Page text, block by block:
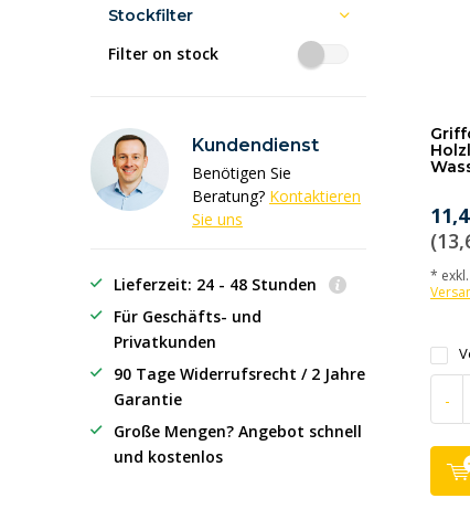
* exkl.
-
Stockfilter
Filter on stock
Kundendienst
Benötigen Sie
Beratung? Kontaktieren
Sie uns
Lieferzeit: 24 - 48 Stunden
Für Geschäfts- und
Privatkunden
90 Tage Widerrufsrecht / 2 Jahre
Garantie
Große Mengen? Angebot schnell
und kostenlos